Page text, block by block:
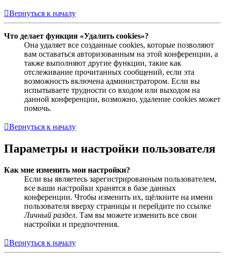
Вернуться к началу
Что делает функция «Удалить cookies»?
Она удаляет все созданные cookies, которые позволяют
вам оставаться авторизованным на этой конференции, а
также выполняют другие функции, такие как
отслеживание прочитанных сообщений, если эта
возможность включена администратором. Если вы
испытываете трудности со входом или выходом на
данной конференции, возможно, удаление cookies может
помочь.
Вернуться к началу
Параметры и настройки пользователя
Как мне изменить мои настройки?
Если вы являетесь зарегистрированным пользователем,
все ваши настройки хранятся в базе данных
конференции. Чтобы изменить их, щёлкните на имени
пользователя вверху страницы и перейдите по ссылке
Личный раздел. Там вы можете изменить все свои
настройки и предпочтения.
Вернуться к началу